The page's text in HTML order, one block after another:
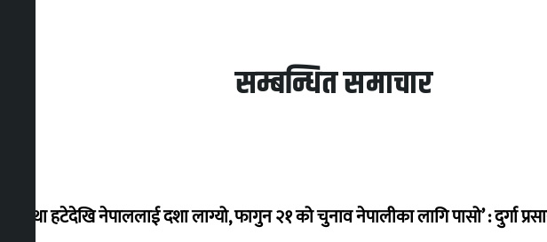
सम्बन्धित समाचार
‘राजसंस्था हटेदेखि नेपाललाई दशा लाग्यो, फागुन २१ को चुनाव नेपालीका लागि पासो’ : दुर्गा